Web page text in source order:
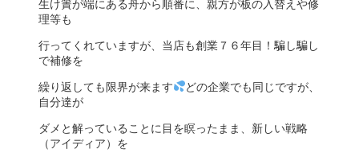
生け簀が端にある舟から順番に、親方が板の入替えや修
理等も
行ってくれていますが、当店も創業７６年目！騙し騙し
で補修を
繰り返しても限界が来ます
どの企業でも同じですが、
自分達が
ダメと解っていることに目を瞑ったまま、新しい戦略
（アイディア）を